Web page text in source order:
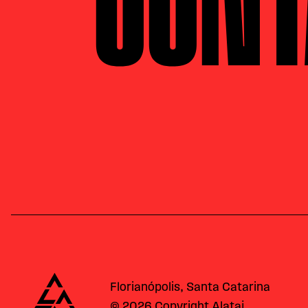
Alataj
Florianópolis, Santa Catarina